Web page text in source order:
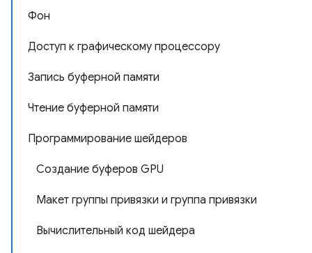
Фон
Доступ к графическому процессору
Запись буферной памяти
Чтение буферной памяти
Программирование шейдеров
Создание буферов GPU
Макет группы привязки и группа привязки
Вычислительный код шейдера